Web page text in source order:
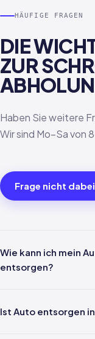
HÄUFIGE FRAGEN
DIE
ZUR
Haben Sie weitere
Wir sind Mo–Sa von
Frage nicht
Wie kann ich mein
entsorgen?
WhatsApp melden —
Ist Auto entsorgen